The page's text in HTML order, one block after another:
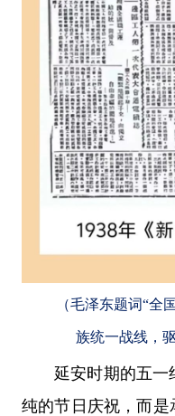
（毛泽东题词“全
族统一战线，
延安时期的五一
纯的节日庆祝，而